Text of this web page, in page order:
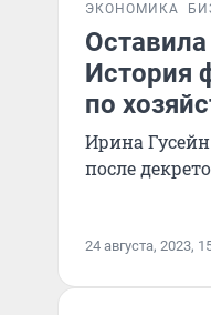
ЭКОНОМИКА
История
по
Ирина
после
24 августа, 2023,